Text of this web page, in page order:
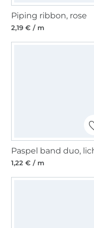
Piping ribbon, rose
2,19 € / m
1,22 € / m